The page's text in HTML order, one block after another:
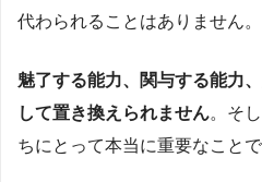
代わられることはありません。
魅了する能力、関与する能力
して置き換えられません。そ
ちにとって本当に重要なことで